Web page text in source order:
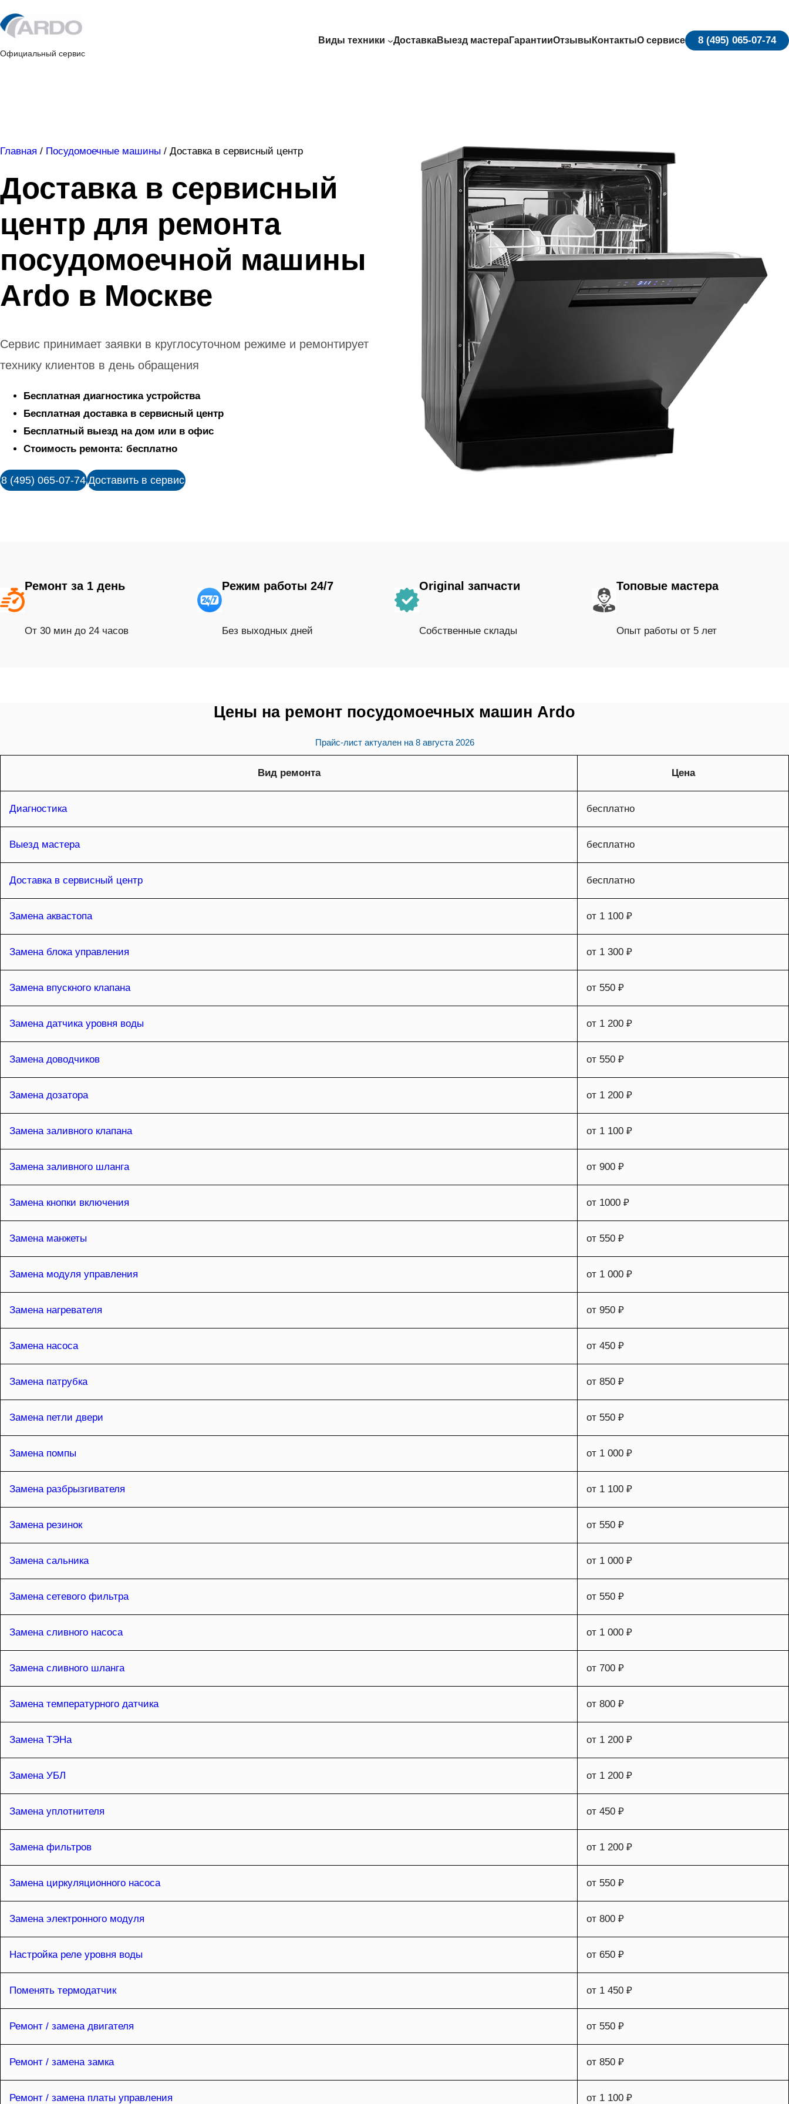
to
Официальный сервис
Виды техники ДоставкаВыезд мастераГарантииОтзывы КонтактыО сервисе 8 (495) 065-07-74
Главная / Посудомоечные машины / Доставка в сервисный центр
Доставка в сервисный
центр для ремонта
посудомоечной машины
Ardo в Москве
Сервис принимает заявки в круглосуточном режиме и ремонтирует
технику клиентов в день обращения
Бесплатная диагностика устройства
Бесплатная доставка в сервисный центр
Бесплатный выезд на дом или в офис
Стоимость ремонта: бесплатно
8 (495) 065-07-74 Доставить в сервис
Ремонт за 1 день
От 30 мин до 24 часов
Режим работы 24/7
Без выходных дней
Original запчасти
Собственные склады
Топовые мастера
Опыт работы от 5 лет
Цены на ремонт посудомоечных машин Ardo
Прайс-лист актуален на 8 августа 2026
Вид ремонта Цена
Диагностика бесплатно
Выезд мастера бесплатно
Доставка в сервисный центр бесплатно
Замена аквастопа от 1 100 ₽
Замена блока управления от 1 300 ₽
Замена впускного клапана от 550 ₽
Замена датчика уровня воды от 1 200 ₽
Замена доводчиков от 550 ₽
Замена дозатора от 1 200 ₽
Замена заливного клапана от 1 100 ₽
Замена заливного шланга от 900 ₽
Замена кнопки включения от 1000 ₽
Замена манжеты от 550 ₽
Замена модуля управления от 1 000 ₽
Замена нагревателя от 950 ₽
Замена насоса от 450 ₽
Замена патрубка от 850 ₽
Замена петли двери от 550 ₽
Замена помпы от 1 000 ₽
Замена разбрызгивателя от 1 100 ₽
Замена резинок от 550 ₽
Замена сальника от 1 000 ₽
Замена сетевого фильтра от 550 ₽
Замена сливного насоса от 1 000 ₽
Замена сливного шланга от 700 ₽
Замена температурного датчика от 800 ₽
Замена ТЭНа от 1 200 ₽
Замена УБЛ от 1 200 ₽
Замена уплотнителя от 450 ₽
Замена фильтров от 1 200 ₽
Замена циркуляционного насоса от 550 ₽
Замена электронного модуля от 800 ₽
Настройка реле уровня воды от 650 ₽
Поменять термодатчик от 1 450 ₽
Ремонт / замена двигателя от 550 ₽
Ремонт / замена замка от 850 ₽
Ремонт / замена платы управления от 1 100 ₽